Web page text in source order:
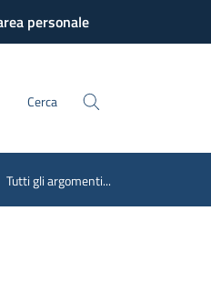
personale
Cerca
Tutti gli argomenti...